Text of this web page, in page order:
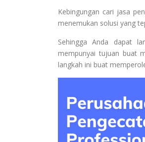
Kebingungan cari jasa
menemukan solusi yang
Sehingga Anda dapat
mempunyai tujuan buat
langkah ini buat